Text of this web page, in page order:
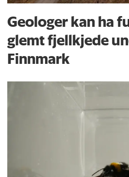
Geologer kan ha
glemt fjellkjede
Finnmark